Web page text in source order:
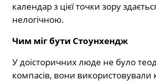
календар з цієї точки зору
нелогічною.
Чим міг бути Стоунхендж
У доісторичних люде не було
компасів, вони використовували